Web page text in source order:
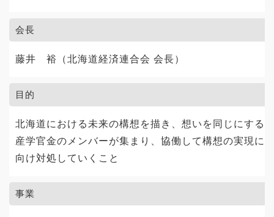
会長
藤井 裕（北海道経済連合会 会長）
目的
北海道における未来の構想を描き、想いを同じにする
産学官金のメンバーが集まり、協働して構想の実現に
向け対処していくこと
事業